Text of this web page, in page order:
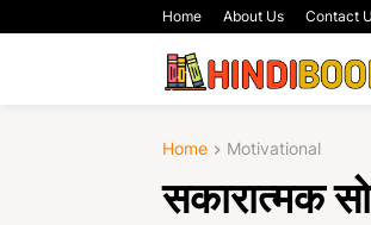
Home About Us Contact
Home Motivational
सकारात्मक